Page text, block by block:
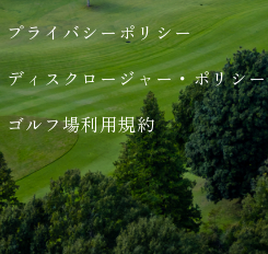
プライバシーポリシー
ディスクロージャー・ポリシー
ゴルフ場利用規約